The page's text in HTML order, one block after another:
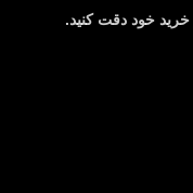
خود دقت کنید.